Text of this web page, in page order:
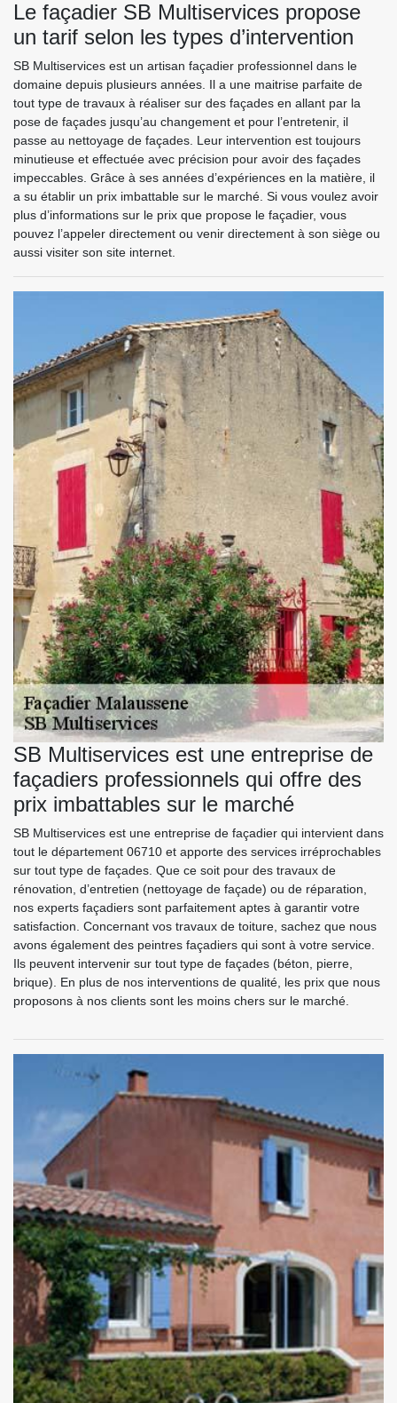
Le façadier SB Multiservices propose
un tarif selon les types d’intervention
SB Multiservices est un artisan façadier professionnel dans le
domaine depuis plusieurs années. Il a une maitrise parfaite de
tout type de travaux à réaliser sur des façades en allant par la
pose de façades jusqu’au changement et pour l’entretenir, il
passe au nettoyage de façades. Leur intervention est toujours
minutieuse et effectuée avec précision pour avoir des façades
impeccables. Grâce à ses années d’expériences en la matière, il
a su établir un prix imbattable sur le marché. Si vous voulez avoir
plus d’informations sur le prix que propose le façadier, vous
pouvez l’appeler directement ou venir directement à son siège ou
aussi visiter son site internet.
SB Multiservices est une entreprise de
façadiers professionnels qui offre des
prix imbattables sur le marché
SB Multiservices est une entreprise de façadier qui intervient dans
tout le département 06710 et apporte des services irréprochables
sur tout type de façades. Que ce soit pour des travaux de
rénovation, d’entretien (nettoyage de façade) ou de réparation,
nos experts façadiers sont parfaitement aptes à garantir votre
satisfaction. Concernant vos travaux de toiture, sachez que nous
avons également des peintres façadiers qui sont à votre service.
Ils peuvent intervenir sur tout type de façades (béton, pierre,
brique). En plus de nos interventions de qualité, les prix que nous
proposons à nos clients sont les moins chers sur le marché.